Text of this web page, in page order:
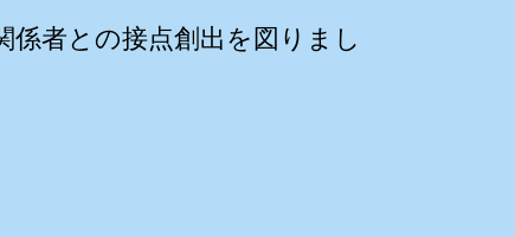
係者との接点創出を図りまし